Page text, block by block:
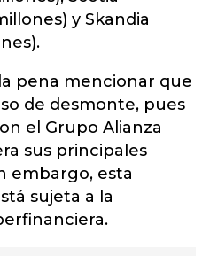
y Skandia
pena mencionar que
de desmonte, pues
el Grupo Alianza
sus principales
embargo, esta
sujeta a la